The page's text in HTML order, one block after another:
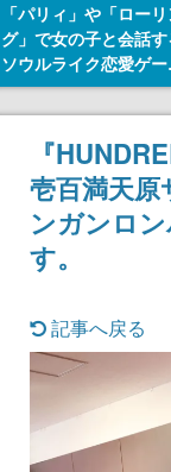
「パリィ」や「ロー
グ」で女の子と会話す
ソウルライク恋愛ゲー
『小早川さんはソウ
イク』無料公開。返
失敗すると「YOU
DIED」『
壱百満天
ンガンロ
す。
記事へ戻る